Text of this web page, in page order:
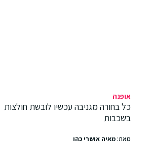
אופנה
כל בחורה מגניבה עכשיו לובשת חולצות
בשכבות
מאת:מאיה אושרי כהן